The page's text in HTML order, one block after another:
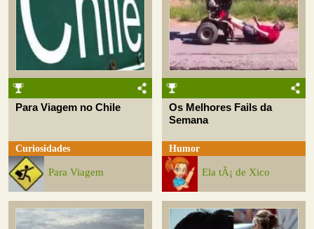
Para Viagem no Chile
Curiosidades
Para Viagem
Os Melhores Fails da
Semana
Humor
Ela tÃ¡ de Xico